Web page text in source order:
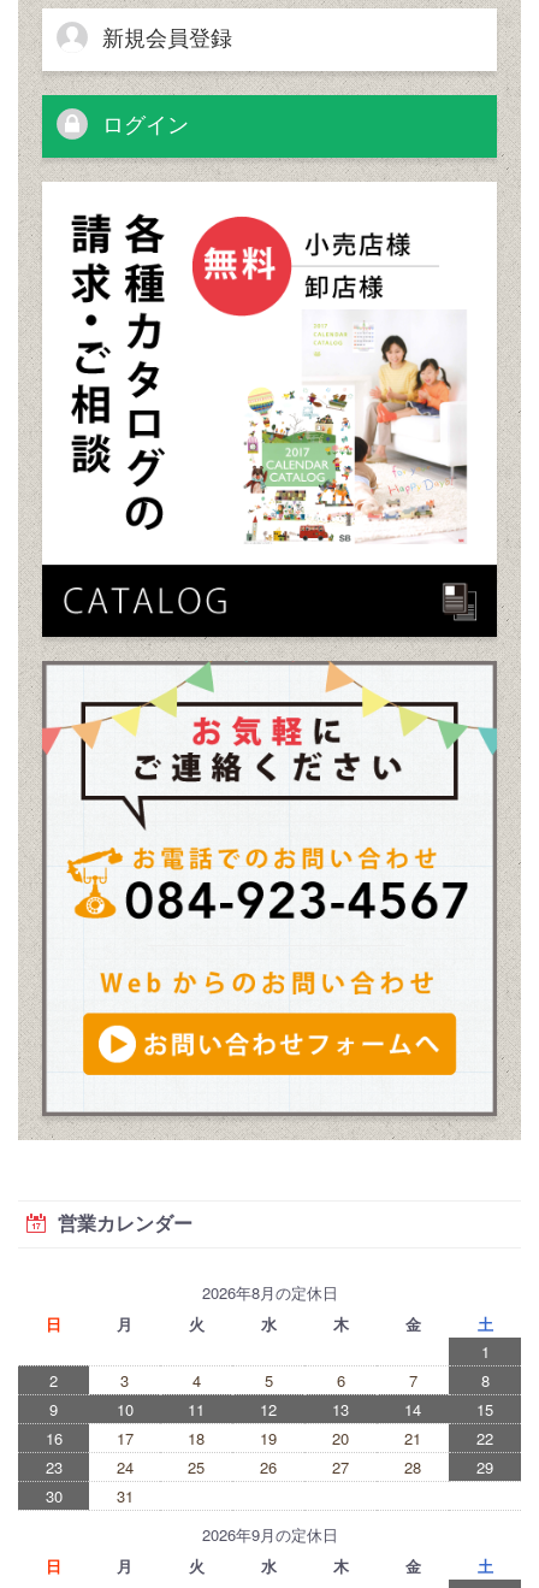
新規会員登録
ログイン
営業カレンダー
2026年8月の定休日
日
月 火 水 木 金
土
1
2
3 4 5 6 7
8
9
10 11 12 13 14
15
16
17 18 19 20 21
22
23
24 25 26 27 28
29
30
31
2026年9月の定休日
日
月 火 水 木 金
土